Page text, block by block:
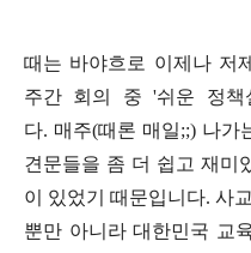
때는 바야흐로 이제나 저
주간 회의 중 '쉬운 정책
다. 매주(때론 매일;;) 나가
견문들을 좀 더 쉽고 재미
이 있었기 때문입니다. 사
뿐만 아니라 대한민국 교